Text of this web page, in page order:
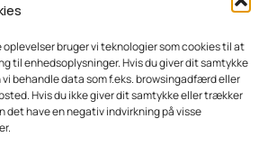
oplevelser bruger vi teknologier som cookies til at
til enhedsoplysninger. Hvis du giver dit samtykke
behandle data som f.eks. browsingadfærd eller
Hvis du ikke giver dit samtykke eller trækker
det have en negativ indvirkning på visse